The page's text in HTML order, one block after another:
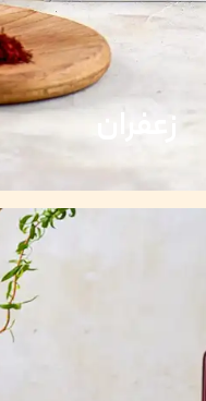
زعفران